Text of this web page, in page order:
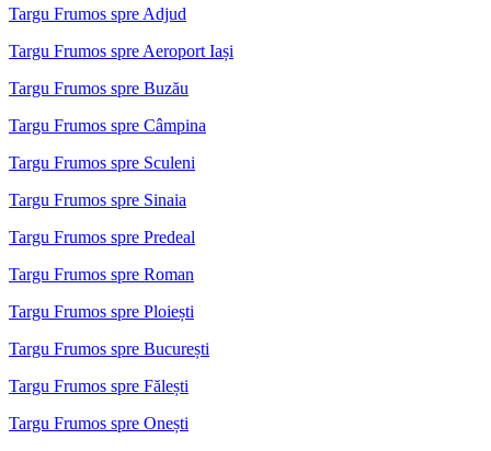
Targu Frumos spre Adjud
Targu Frumos spre Aeroport Iași
Targu Frumos spre Buzău
Targu Frumos spre Câmpina
Targu Frumos spre Sculeni
Targu Frumos spre Sinaia
Targu Frumos spre Predeal
Targu Frumos spre Roman
Targu Frumos spre Ploiești
Targu Frumos spre București
Targu Frumos spre Fălești
Targu Frumos spre Onești